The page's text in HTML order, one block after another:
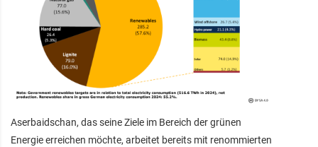
Aserbaidschan, das seine Ziele im Bereich der grünen
Energie erreichen möchte, arbeitet bereits mit renommierten